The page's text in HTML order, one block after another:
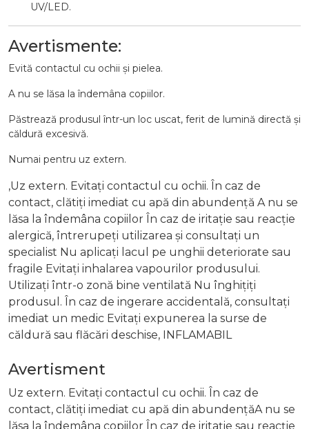
UV/LED.
Avertismente:
Evită contactul cu ochii și pielea.
A nu se lăsa la îndemâna copiilor.
Păstrează produsul într-un loc uscat, ferit de lumină directă și
căldură excesivă.
Numai pentru uz extern.
,Uz extern. Evitați contactul cu ochii. În caz de
contact, clătiți imediat cu apă din abundență A nu se
lăsa la îndemâna copiilor În caz de iritație sau reacție
alergică, întrerupeți utilizarea și consultați un
specialist Nu aplicați lacul pe unghii deteriorate sau
fragile Evitați inhalarea vapourilor produsului.
Utilizați într-o zonă bine ventilată Nu înghițiți
produsul. În caz de ingerare accidentală, consultați
imediat un medic Evitați expunerea la surse de
căldură sau flăcări deschise, INFLAMABIL
Avertisment
Uz extern. Evitați contactul cu ochii. În caz de
contact, clătiți imediat cu apă din abundențăA nu se
lăsa la îndemâna copiilor În caz de iritație sau reacție